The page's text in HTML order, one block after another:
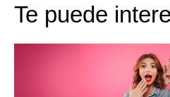
Te puede